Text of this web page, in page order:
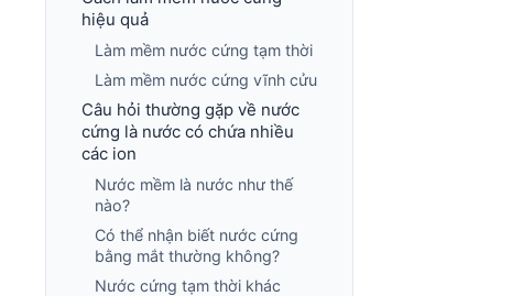
hiệu quả
Làm mềm nước cứng tạm thời
Làm mềm nước cứng vĩnh cửu
Câu hỏi thường gặp về nước
cứng là nước có chứa nhiều
các ion
Nước mềm là nước như thế
nào?
Có thể nhận biết nước cứng
bằng mắt thường không?
Nước cứng tạm thời khác